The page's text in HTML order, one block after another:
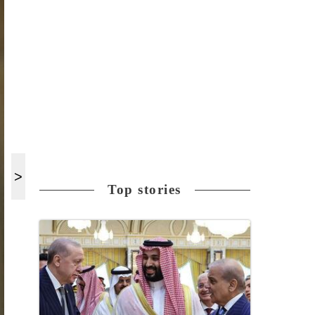
Top stories